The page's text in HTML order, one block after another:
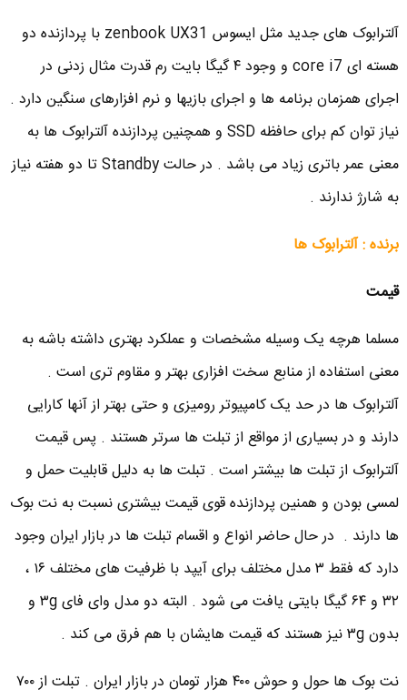
آلترابوک های جدید مثل ایسوس zenbook UX31 با پردازنده دو
هسته ای core i7 و وجود ۴ گیگا بایت رم قدرت مثال زدنی در
اجرای همزمان برنامه ها و اجرای بازیها و نرم افزارهای سنگین دارد .
نیاز توان کم برای حافظه SSD و همچنین پردازنده آلترابوک ها به
معنی عمر باتری زیاد می باشد . در حالت Standby تا دو هفته نیاز
به شارژ ندارند .
برنده : آلترابوک ها
قیمت
مسلما هرچه یک وسیله مشخصات و عملکرد بهتری داشته باشه به
معنی استفاده از منابع سخت افزاری بهتر و مقاوم تری است .
آلترابوک ها در حد یک کامپیوتر رومیزی و حتی بهتر از آنها کارایی
دارند و در بسیاری از مواقع از تبلت ها سرتر هستند . پس قیمت
آلترابوک از تبلت ها بیشتر است . تبلت ها به دلیل قابلیت حمل و
لمسی بودن و همنین پردازنده قوی قیمت بیشتری نسبت به نت بوک
ها دارند . در حال حاضر انواع و اقسام تبلت ها در بازار ایران وجود
دارد که فقط ۳ مدل مختلف برای آیپد با ظرفیت های مختلف ۱۶ ،
۳۲ و ۶۴ گیگا بایتی یافت می شود . البته دو مدل وای فای ۳g و
بدون ۳g نیز هستند که قیمت هایشان با هم فرق می کند .
نت بوک ها حول و حوش ۴۰۰ هزار تومان در بازار ایران . تبلت از ۷۰۰